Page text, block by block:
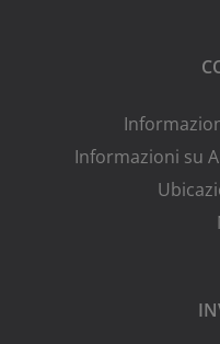
Informazioni su